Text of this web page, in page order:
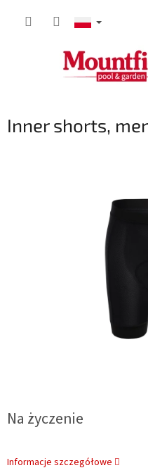
Inner shorts,
Na życzenie
Informacje szczegółowe